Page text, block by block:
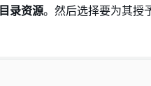
录资源。然后选择要为其授